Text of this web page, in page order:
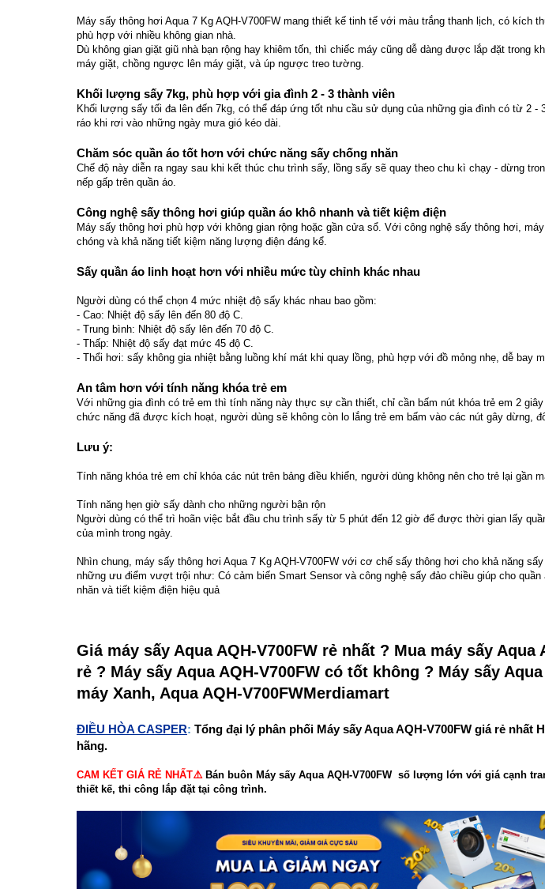
Máy sấy thông hơi Aqua 7 Kg AQH-V700FW mang thiết kế tinh tế với màu trắng thanh lịch, có kích
phù hợp với nhiều không gian nhà.
Dù không gian giặt giũ nhà bạn rộng hay khiêm tốn, thì chiếc máy cũng dễ dàng được lắp đặt trong
máy giặt, chồng ngược lên máy giặt, và úp ngược treo tường.
Khối lượng sấy 7kg, phù hợp với gia đình 2 - 3 thành viên
Khối lượng sấy tối đa lên đến 7kg, có thể đáp ứng tốt nhu cầu sử dụng của những gia đình có từ 2 -
ráo khi rơi vào những ngày mưa gió kéo dài.
Chăm sóc quần áo tốt hơn với chức năng sấy chống nhăn
Chế độ này diễn ra ngay sau khi kết thúc chu trình sấy, lồng sấy sẽ quay theo chu kì chạy - dừng
nếp gấp trên quần áo.
Công nghệ sấy thông hơi giúp quần áo khô nhanh và tiết kiệm điện
Máy sấy thông hơi phù hợp với không gian rộng hoặc gần cửa sổ. Với công nghệ sấy thông hơi,
chóng và khả năng tiết kiệm năng lượng điện đáng kể.
Sấy quần áo linh hoạt hơn với nhiều mức tùy chỉnh khác nhau
Người dùng có thể chọn 4 mức nhiệt độ sấy khác nhau bao gồm:
- Cao: Nhiệt độ sấy lên đến 80 độ C.
- Trung bình: Nhiệt độ sấy lên đến 70 độ C.
- Thấp: Nhiệt độ sấy đạt mức 45 độ C.
- Thổi hơi: sấy không gia nhiệt bằng luồng khí mát khi quay lồng, phù hợp với đồ mỏng nhẹ, dễ bay
An tâm hơn với tính năng khóa trẻ em
Với những gia đình có trẻ em thì tính năng này thực sự cần thiết, chỉ cần bấm nút khóa trẻ em 2
chức năng đã được kích hoạt, người dùng sẽ không còn lo lắng trẻ em bấm vào các nút gây dừng,
Lưu ý:
Tính năng khóa trẻ em chỉ khóa các nút trên bảng điều khiển, người dùng không nên cho trẻ lại gần
Tính năng hẹn giờ sấy dành cho những người bận rộn
Người dùng có thể trì hoãn việc bắt đầu chu trình sấy từ 5 phút đến 12 giờ để được thời gian lấy
của mình trong ngày.
Nhìn chung, máy sấy thông hơi Aqua 7 Kg AQH-V700FW với cơ chế sấy thông hơi cho khả năng
những ưu điểm vượt trội như: Có cảm biến Smart Sensor và công nghệ sấy đảo chiều giúp cho
nhăn và tiết kiệm điện hiệu quả
Giá máy sấy Aqua AQH-V700FW rẻ nhất ? Mua máy sấy Aqua
rẻ ? Máy sấy Aqua AQH-V700FW có tốt không ? Máy sấy
máy Xanh, Aqua AQH-V700FWMerdiamart
ĐIỀU HÒA CASPER: Tổng đại lý phân phối Máy sấy Aqua AQH-V700FW giá rẻ nhất
hãng.
CAM KẾT GIÁ RẺ NHẤT⚠️Bán buôn Máy sấy Aqua AQH-V700FW số lượng lớn với giá cạnh
thiết kế, thi công lắp đặt tại công trình.